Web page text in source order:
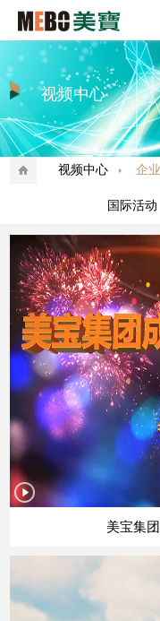
视频中心
视频中心 企
国际活动
美宝集